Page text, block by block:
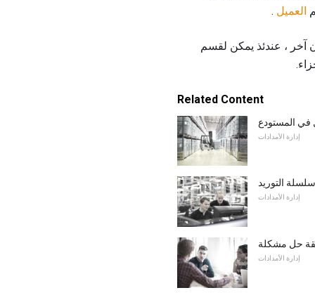
العميل .
آخر ، عندئذ يمكن لقسم
Related Content
في المستودع
إدارة الأمدادات
التوريد
إدارة الأمدادات
إدارة الأمدادات